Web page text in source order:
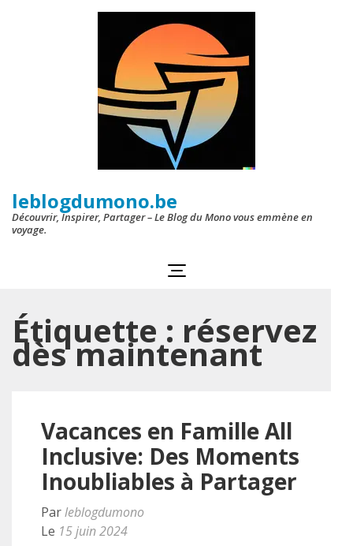
leblogdumono.be
Découvrir, Inspirer, Partager – Le Blog du Mono vous emmène en
voyage.
Étiquette : réservez
dès maintenant
Vacances en Famille All
Inclusive: Des Moments
Inoubliables à Partager
Parleblogdumono
Le 15 juin 2024